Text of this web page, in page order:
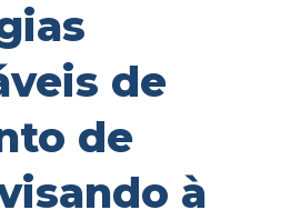
de
de
à